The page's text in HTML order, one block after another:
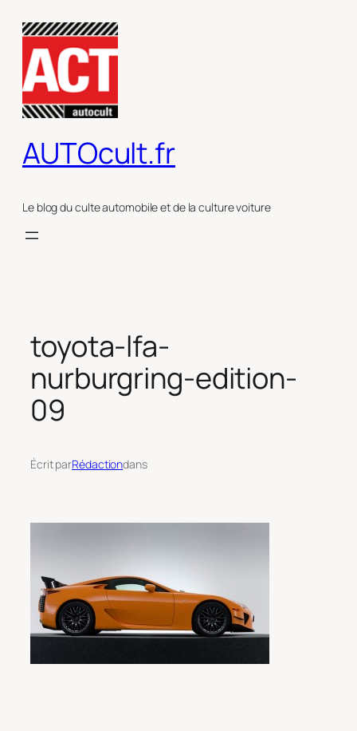
contenu
AUTOcult.fr
Le blog du culte automobile et de la culture voiture
toyota-lfa-
nurburgring-edition-
09
Écrit parRédactiondans